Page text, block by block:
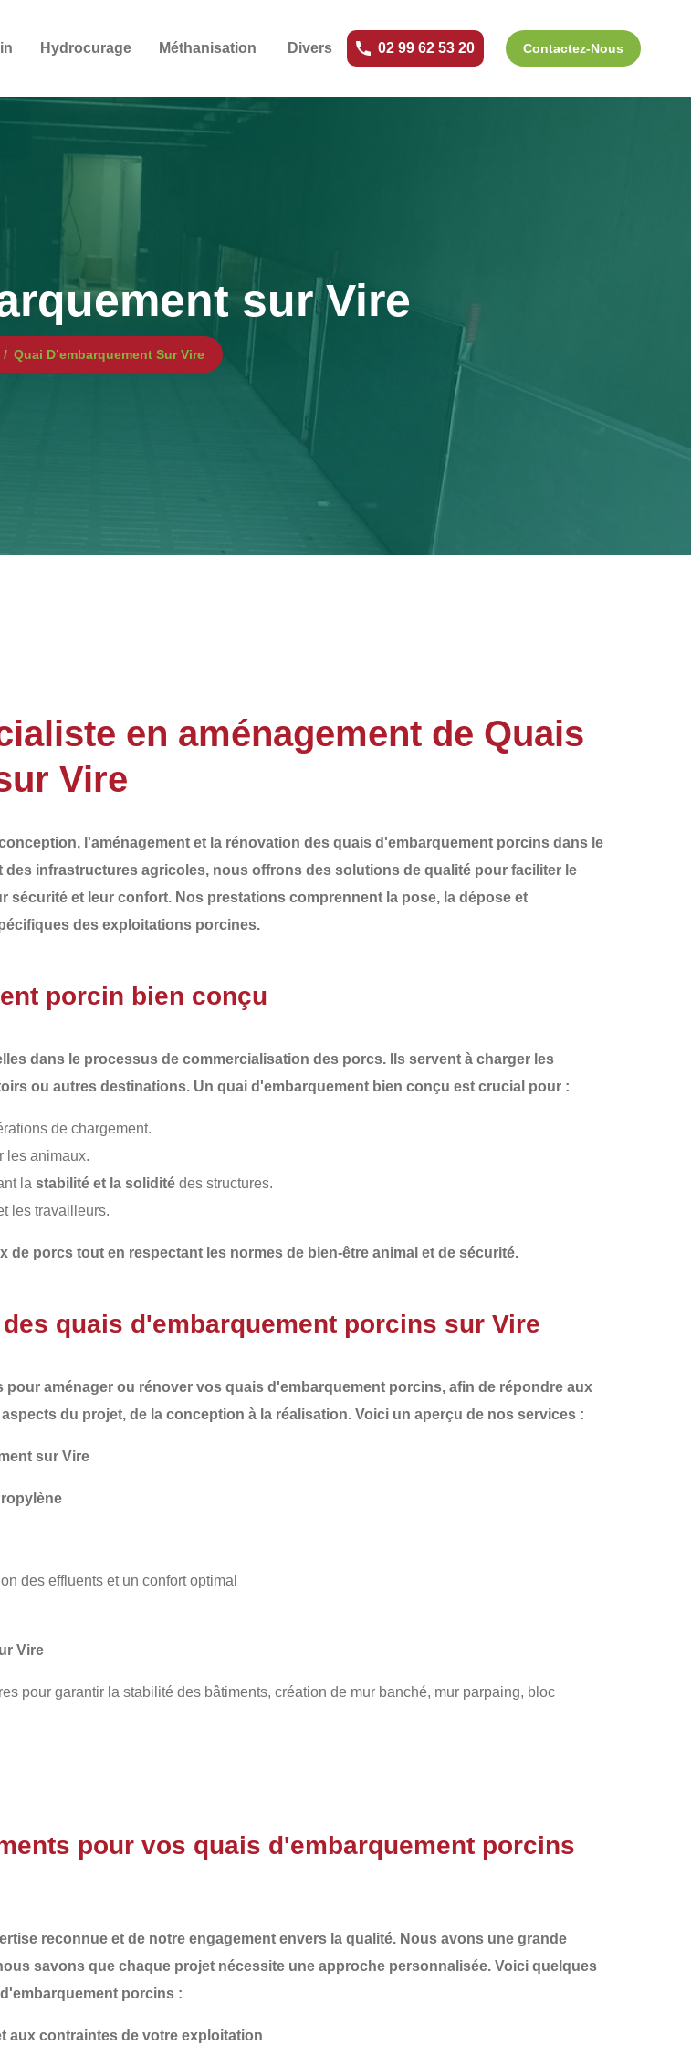
Hydrocurage Méthanisation Divers 02 99 62 53 20 Contactez-Nous
sur Vire
Quai D’embarquement Sur Vire
en aménagement de Quais
Vire
l'aménagement et la rénovation des quais d'embarquement porcins dans le
des infrastructures agricoles, nous offrons des solutions de qualité pour faciliter le
sécurité et leur confort. Nos prestations comprennent la pose, la dépose et
des exploitations porcines.
porcin bien conçu
dans le processus de commercialisation des porcs. Ils servent à charger les
ou autres destinations. Un quai d'embarquement bien conçu est crucial pour :
de chargement.
les animaux.
la stabilité et la solidité des structures.
les travailleurs.
porcs tout en respectant les normes de bien-être animal et de sécurité.
quais d'embarquement porcins sur Vire
pour aménager ou rénover vos quais d'embarquement porcins, afin de répondre aux
du projet, de la conception à la réalisation. Voici un aperçu de nos services :
sur Vire
des effluents et un confort optimal
Vire
pour garantir la stabilité des bâtiments, création de mur banché, mur parpaing, bloc
pour vos quais d'embarquement porcins
reconnue et de notre engagement envers la qualité. Nous avons une grande
savons que chaque projet nécessite une approche personnalisée. Voici quelques
porcins :
aux contraintes de votre exploitation